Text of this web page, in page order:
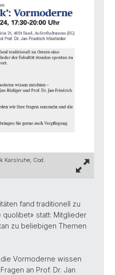
Karslruhe, Cod.
fand traditionell zu
statt: Mitglieder
zu beliebigen Themen
Vormoderne wissen
an Prof. Dr. Jan